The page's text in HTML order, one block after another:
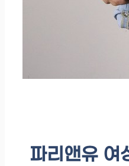
파리앤유 여